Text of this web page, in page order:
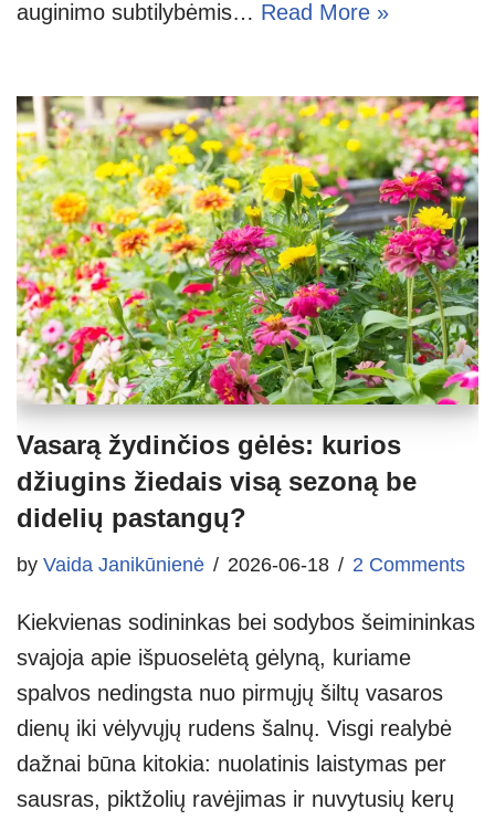
auginimo subtilybėmis… Read More »
Vasarą žydinčios gėlės: kurios
džiugins žiedais visą sezoną be
didelių pastangų?
by Vaida Janikūnienė 2026-06-18 2 Comments
Kiekvienas sodininkas bei sodybos šeimininkas
svajoja apie išpuoselėtą gėlyną, kuriame
spalvos nedingsta nuo pirmųjų šiltų vasaros
dienų iki vėlyvųjų rudens šalnų. Visgi realybė
dažnai būna kitokia: nuolatinis laistymas per
sausras, piktžolių ravėjimas ir nuvytusių kerų